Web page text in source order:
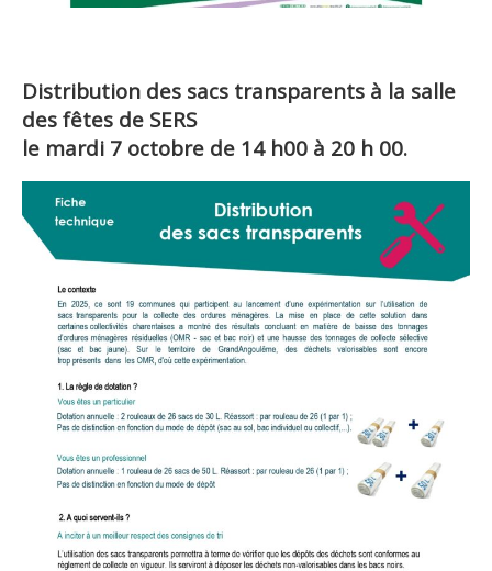
Distribution des sacs transparents à la salle
des fêtes de SERS
le mardi 7 octobre de 14 h00 à 20 h 00.